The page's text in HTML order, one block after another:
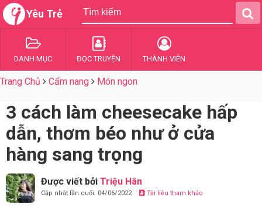
Yêu Trẻ
DANH MỤC ĐỌC TRUYỆN THÀNH VIÊN
Trang Chủ Cẩm nang Món ngon
3 cách làm cheesecake hấp
dẫn, thơm béo như ở cửa
hàng sang trọng
Được viết bởi Triệu Hân
Cập nhật lần cuối: 04/06/2022 Tài liệu tham khảo